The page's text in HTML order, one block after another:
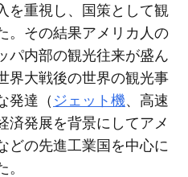
を重視し、国策として観
。その結果アメリカ人の
パ内部の観光往来が盛ん
界大戦後の世界の観光事
発達（ ジェット機、高速
済発展を背景にしてアメ
どの先進工業国を中心に